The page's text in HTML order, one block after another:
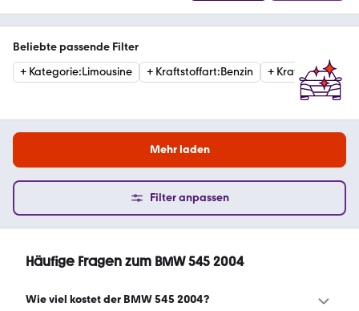
Beliebte passende Filter
+ Kategorie:Limousine + Kraftstoffart:Benzin + Kraftstoffart
Mehr laden
Filter anpassen
Häufige Fragen zum BMW 545 2004
Wie viel kostet der BMW 545 2004?